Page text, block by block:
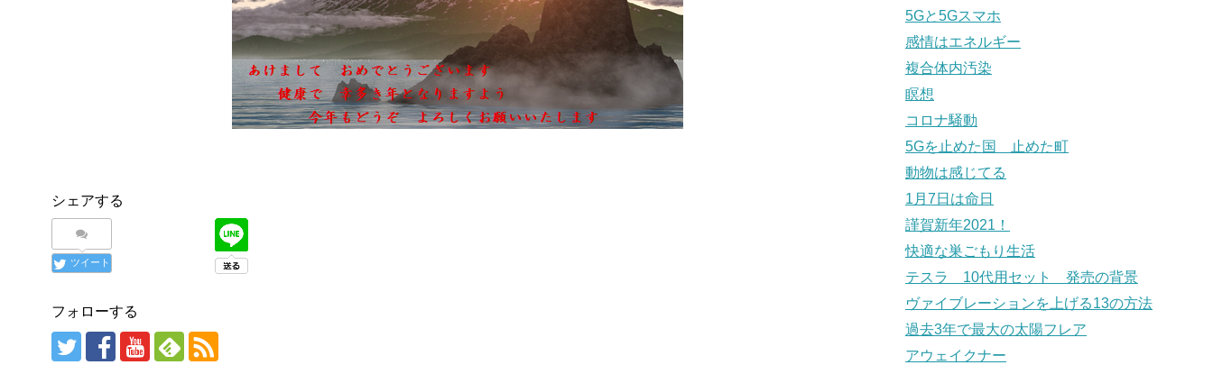
シェアする
ツイート
フォローする
5Gと5Gスマホ
感情はエネルギー
複合体内汚染
瞑想
コロナ騒動
5Gを止めた国 止めた町
動物は感じてる
1月7日は命日
謹賀新年2021！
快適な巣ごもり生活
テスラ 10代用セット 発売の背景
ヴァイブレーションを上げる13の方法
過去3年で最大の太陽フレア
アウェイクナー